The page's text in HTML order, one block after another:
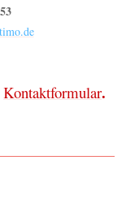
Kontaktformular.